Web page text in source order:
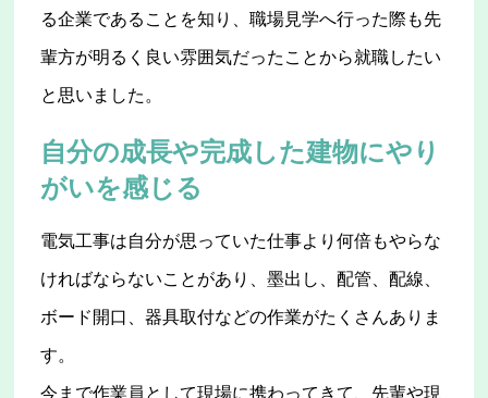
る企業であることを知り、職場見学へ行った際も先
輩方が明るく良い雰囲気だったことから就職したい
と思いました。
自分の成長や完成した建物にやり
がいを感じる
電気工事は自分が思っていた仕事より何倍もやらな
ければならないことがあり、墨出し、配管、配線、
ボード開口、器具取付などの作業がたくさんありま
す。
今まで作業員として現場に携わってきて、先輩や現